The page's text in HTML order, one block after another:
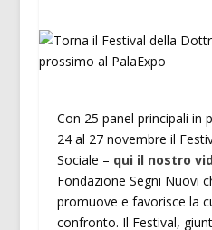
Con 25 panel principali in
24 al 27 novembre il
Sociale – qui il nostro
Fondazione Segni Nuovi
promuove e favorisce la
confronto. Il Festival,